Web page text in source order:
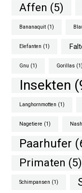
Affen (5)
Bananaquit (1)
Elefanten (1)
Gnu (1) Gorillas (1)
Insekten
Langhornmotten (1)
Nagetiere (1)
Paarhufer
Primaten (5)
Schimpansen (1)